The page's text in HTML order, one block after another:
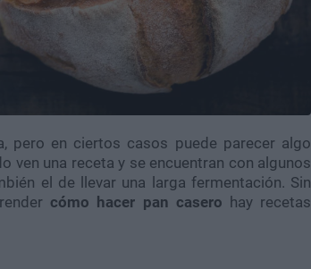
pero en ciertos casos puede parecer algo
ven una receta y se encuentran con algunos
el de llevar una larga fermentación. Sin
cómo hacer pan casero hay recetas